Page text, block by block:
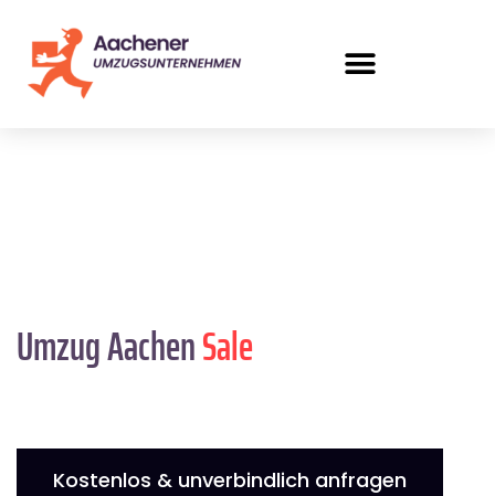
Umzug AachenSale
Kostenlos & unverbindlich anfragen